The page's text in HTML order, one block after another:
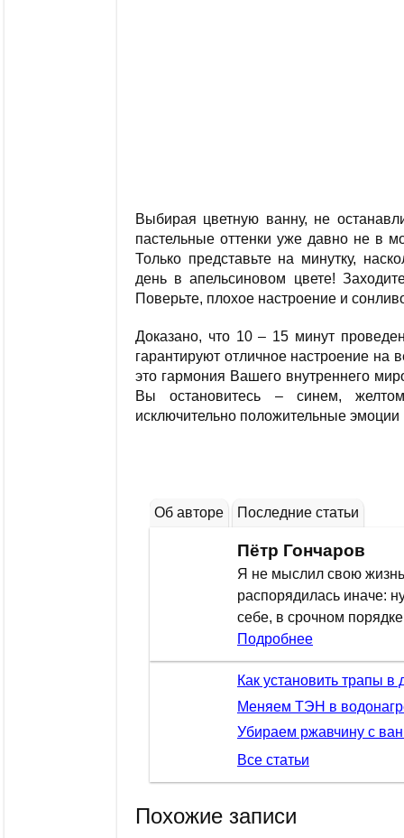
Выбирая цветную ванну, не
пастельные оттенки уже давно не в
Только представьте на минутку,
день в апельсиновом цвете!
Поверьте, плохое настроение и
Доказано, что 10 – 15 минут
гарантируют отличное настроение на
это гармония Вашего внутреннего
Вы остановитесь – синем,
исключительно положительные
Об авторе Последние статьи
Пётр Гончаров
Я не мыслил свою
распорядилась иначе:
себе, в срочном
Подробнее
Как установить трапы
Меняем ТЭН в
Убираем ржавчину с
Все статьи
Похожие записи